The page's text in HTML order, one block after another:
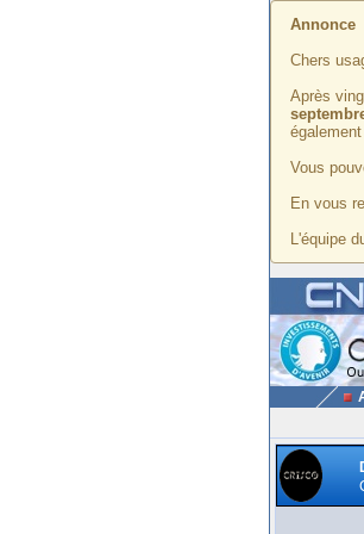
Annonce
Chers
Après
Vous
En vous
L'équipe